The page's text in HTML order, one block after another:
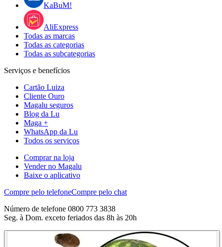
KaBuM!
AliExpress
Todas as marcas
Todas as categorias
Todas as subcategorias
Serviços e benefícios
Cartão Luiza
Cliente Ouro
Magalu seguros
Blog da Lu
Maga +
WhatsApp da Lu
Todos os serviços
Comprar na loja
Vender no Magalu
Baixe o aplicativo
Compre pelo telefoneCompre pelo chat
Número de telefone 0800 773 3838
Seg. à Dom. exceto feriados das 8h às 20h